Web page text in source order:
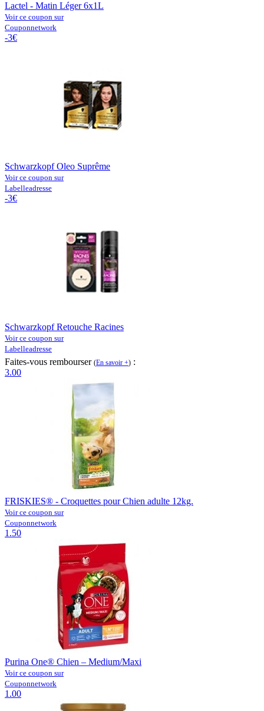
Lactel - Matin Léger 6x1L
Voir ce coupon sur
Couponnetwork
-3€
Schwarzkopf Oleo Suprême
Voir ce coupon sur
Labelleadresse
-3€
Schwarzkopf Retouche Racines
Voir ce coupon sur
Labelleadresse
Faites-vous rembourser (En savoir +) :
3.00
FRISKIES® - Croquettes pour Chien adulte 12kg.
Voir ce coupon sur
Couponnetwork
1.50
Purina One® Chien – Medium/Maxi
Voir ce coupon sur
Couponnetwork
1.00